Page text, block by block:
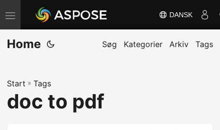
S
k
i
n
a
DANSK
Home Søg Kategorier Arkiv Tags
Start » Tags
doc to pdf